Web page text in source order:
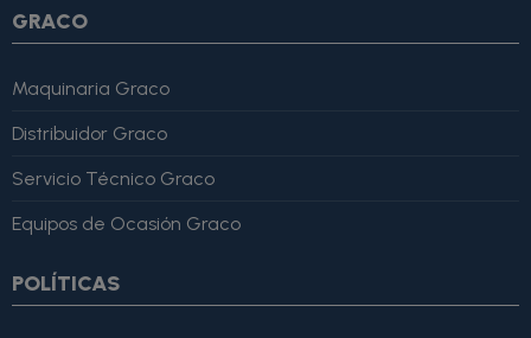
GRACO
Maquinaria Graco
Distribuidor Graco
Servicio Técnico Graco
Equipos de Ocasión Graco
POLÍTICAS